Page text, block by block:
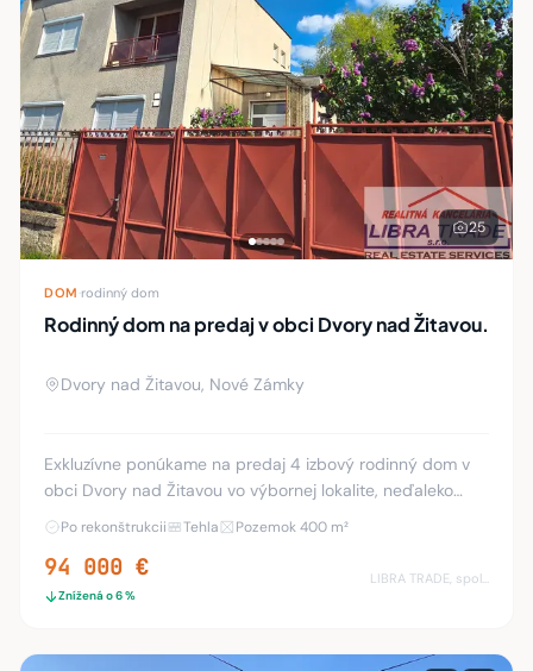
25
DOM rodinný dom
Rodinný dom na predaj v obci Dvory nad Žitavou.
Dvory nad Žitavou, Nové Zámky
Exkluzívne ponúkame na predaj 4 izbový rodinný dom v
obci Dvory nad Žitavou vo výbornej lokalite, neďaleko
centra. Je to dvojpodlažný rodinný dom po čiastočnej
Po rekonštrukcii Tehla Pozemok 400 m²
94 000 €
Znížená o 6 %